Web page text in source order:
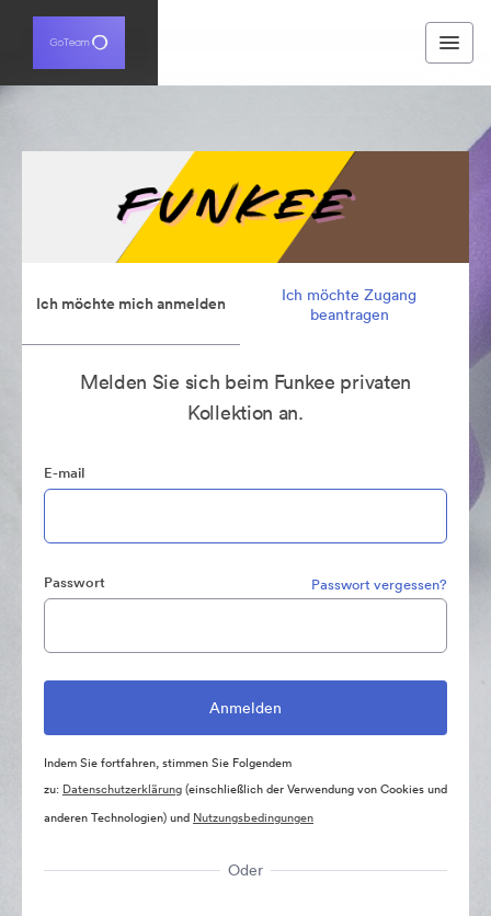
Ich möchte mich anmelden
Ich möchte Zugang
beantragen
Melden Sie sich beim Funkee privaten
Kollektion an.
E-mail
Passwort Passwort vergessen?
Indem Sie fortfahren, stimmen Sie Folgendem
zu: Datenschutzerklärung(einschließlich der Verwendung von Cookies und
anderen Technologien) und Nutzungsbedingungen
Oder